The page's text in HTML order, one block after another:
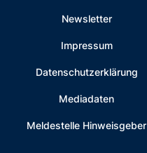
Newsletter
Impressum
Datenschutzerklärung
Mediadaten
Meldestelle Hinweisgeber